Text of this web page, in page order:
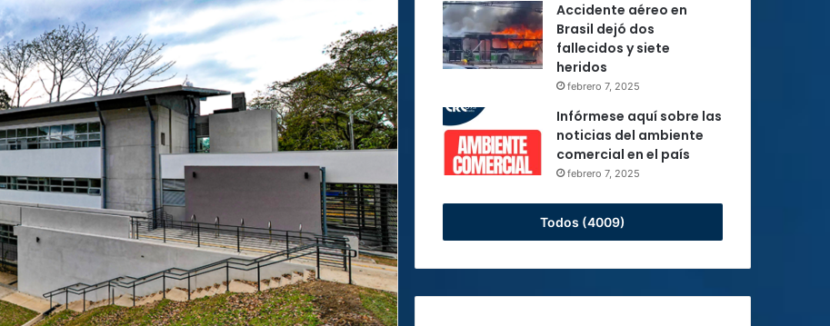
Accidente aéreo en
Brasil dejó dos
fallecidos y siete
heridos
febrero 7, 2025
Infórmese aquí sobre las
noticias del ambiente
comercial en el país
febrero 7, 2025
Todos (4009)